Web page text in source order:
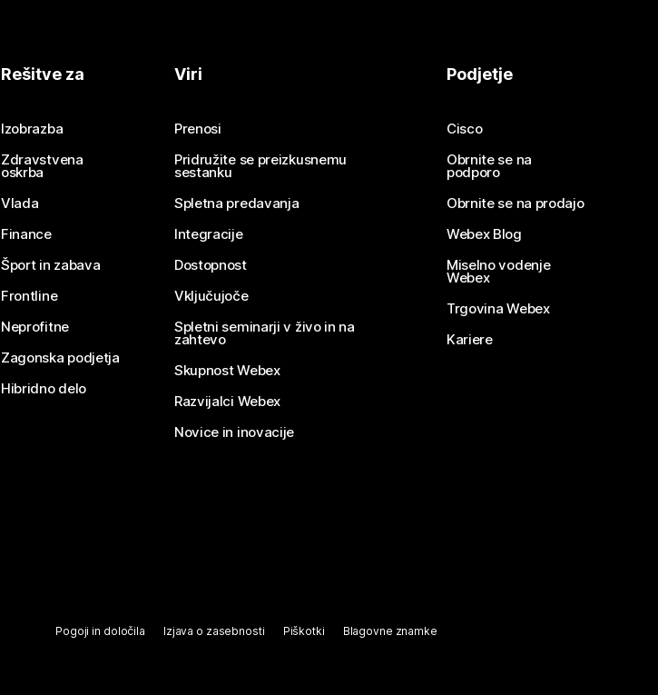
Rešitve za
Izobrazba
Zdravstvena
oskrba
Vlada
Finance
Šport in zabava
Frontline
Neprofitne
Zagonska podjetja
Hibridno delo
Viri
Prenosi
Pridružite se preizkusnemu
sestanku
Spletna predavanja
Integracije
Dostopnost
Vključujoče
Spletni seminarji v živo in na
zahtevo
Skupnost Webex
Razvijalci Webex
Novice in inovacije
Podjetje
Cisco
Obrnite se na
podporo
Obrnite se na prodajo
Webex Blog
Miselno vodenje
Webex
Trgovina Webex
Kariere
Pogoji in določila Izjava o zasebnosti Piškotki Blagovne znamke